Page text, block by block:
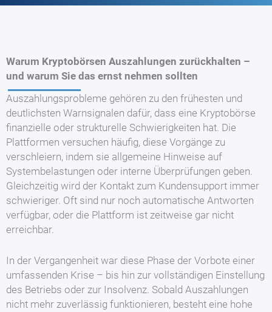
Warum Kryptobörsen Auszahlungen zurückhalten –
und warum Sie das ernst nehmen sollten
Auszahlungsprobleme gehören zu den frühesten und
deutlichsten Warnsignalen dafür, dass eine Kryptobörse
finanzielle oder strukturelle Schwierigkeiten hat. Die
Plattformen versuchen häufig, diese Vorgänge zu
verschleiern, indem sie allgemeine Hinweise auf
Systembelastungen oder interne Überprüfungen geben.
Gleichzeitig wird der Kontakt zum Kundensupport immer
schwieriger. Oft sind nur noch automatische Antworten
verfügbar, oder die Plattform ist zeitweise gar nicht
erreichbar.
In der Vergangenheit war diese Phase der Vorbote einer
umfassenden Krise – bis hin zur vollständigen Einstellung
des Betriebs oder zur Insolvenz. Sobald Auszahlungen
nicht mehr zuverlässig funktionieren, besteht eine hohe